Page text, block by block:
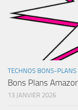
TECHNOS BONS-PLANS
Bons Plans
13 JANVIER 2026